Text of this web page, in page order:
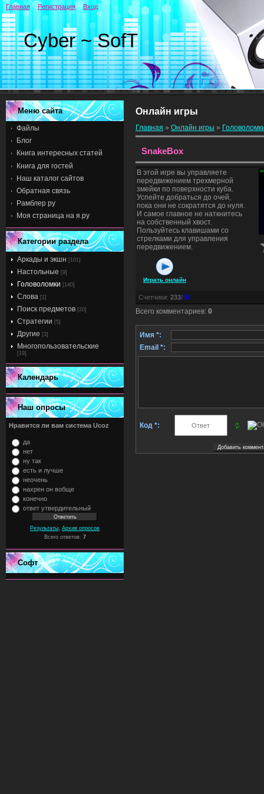
Cyber ~ SofT
Главная Регистрация Вход
Меню сайта
Файлы
Блог
Книга интересных статей
Книга для гостей
Наш каталог сайтов
Обратная связь
Рамблер ру
Моя страница на я.ру
Категории раздела
Аркады и экшн [101]
Настольные [9]
Головоломки [140]
Слова [1]
Поиск предметов [20]
Стратегии [5]
Другие [3]
Многопользовательские
[19]
Календарь
Наш опросы
Нравится ли вам система Ucoz
да
нет
ну так
есть и лучше
неочень
нахрен он вобще
конечно
ответ утвердительный
Результаты Архив опросов
Всего ответов: 7
Софт
Онлайн игры
Главная » Онлайн игры »
SnakeBox
В этой игре вы управляете
передвижением трехмерной
змейки по поверхности куба.
Успейте добраться до очей,
пока они не сократятся до нуля.
И самое главное не наткнитесь
на собственный хвост.
Пользуйтесь клавишами со
стрелками для управления
передвижением.
Играть онлайн
Счетчики: 233/84
Всего комментариев: 0
Имя *:
Email *:
Код *: